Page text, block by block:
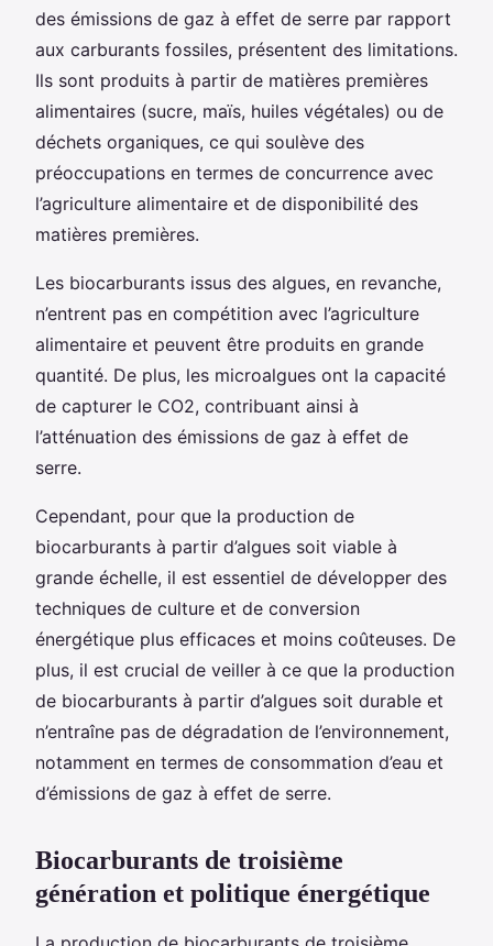
des émissions de gaz à effet de serre par rapport
aux carburants fossiles, présentent des limitations.
Ils sont produits à partir de matières premières
alimentaires (sucre, maïs, huiles végétales) ou de
déchets organiques, ce qui soulève des
préoccupations en termes de concurrence avec
l’agriculture alimentaire et de disponibilité des
matières premières.
Les biocarburants issus des algues, en revanche,
n’entrent pas en compétition avec l’agriculture
alimentaire et peuvent être produits en grande
quantité. De plus, les microalgues ont la capacité
de capturer le CO2, contribuant ainsi à
l’atténuation des émissions de gaz à effet de
serre.
Cependant, pour que la production de
biocarburants à partir d’algues soit viable à
grande échelle, il est essentiel de développer des
techniques de culture et de conversion
énergétique plus efficaces et moins coûteuses. De
plus, il est crucial de veiller à ce que la production
de biocarburants à partir d’algues soit durable et
n’entraîne pas de dégradation de l’environnement,
notamment en termes de consommation d’eau et
d’émissions de gaz à effet de serre.
Biocarburants de troisième
génération et politique énergétique